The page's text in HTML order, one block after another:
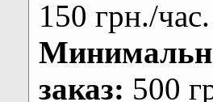
150 грн./час.
заказ: 500